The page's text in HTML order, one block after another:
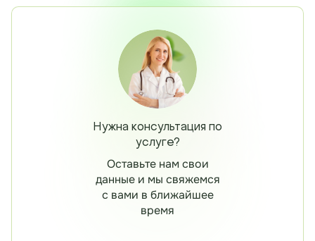
Нужна консультация по
услуге?
Оставьте нам свои
данные и мы свяжемся
с вами в ближайшее
время